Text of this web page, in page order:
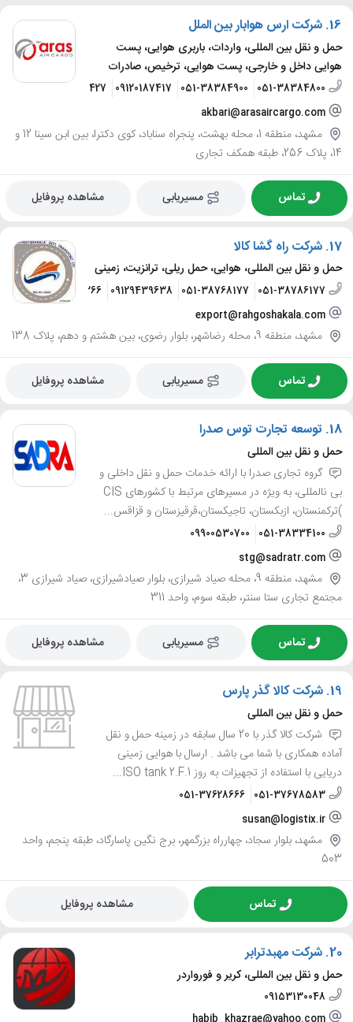
16. شرکت ارس هوابار بین الملل
حمل و نقل بین المللی، واردات، باربری هوایی، پست
هوایی داخل و خارجی، پست هوایی، ترخیص، صادرات
051-38384800
051-38384900
09120187417
09900200427
akbari@arasaircargo.com
مشهد، منطقه 1، محله بهشت، پنجراه سناباد، کوی دکترا، بین ابن سینا 12 و
14، پلاک 256، طبقه همکف تجاری
تماس مسیریابی مشاهده پروفایل
17. شرکت راه گشا کالا
حمل و نقل بین المللی، هوایی، حمل ریلی، ترانزیت، زمینی
051-38786177
051-38768177
09129439638
09156901366
export@rahgoshakala.com
مشهد، منطقه 9، محله رضاشهر، بلوار رضوی، بین هشتم و دهم، پلاک 138
تماس مسیریابی مشاهده پروفایل
18. توسعه تجارت توس صدرا
حمل و نقل بین المللی
گروه تجاری صدرا با ارائه خدمات حمل و نقل داخلی و
بی نالمللی، به ویژه در مسیرهای مرتبط با کشورهای CIS
)ترکمنستان، ازبکستان، تاجیکستان،قرقیزستان و قزاقس...
051-38334100
09900530700
stg@sadratr.com
مشهد، منطقه 9، محله صیاد شیرازی، بلوار صیادشیرازی، صیاد شیرازی 3،
مجتمع تجاری ستا سنتر، طبقه سوم، واحد 311
تماس مسیریابی مشاهده پروفایل
19. شرکت کالا گذر پارس
حمل و نقل بین المللی
شرکت کالا گذر با 20 سال سابقه در زمینه حمل و نقل
آماده همکاری با شما می باشد . ارسال با هوایی زمینی
دریایی با استفاده از تجهیزات به روز 1.ISO tank 2.F...
051-37678583
051-37628666
susan@logistix.ir
مشهد، بلوار سجاد، چهارراه بزرگمهر، برج نگین پاسارگاد، طبقه پنجم، واحد
503
تماس مشاهده پروفایل
20. شرکت مهبدترابر
حمل و نقل بین المللی، کریر و فورواردر
09153130048
habib_khazrae@yahoo.com